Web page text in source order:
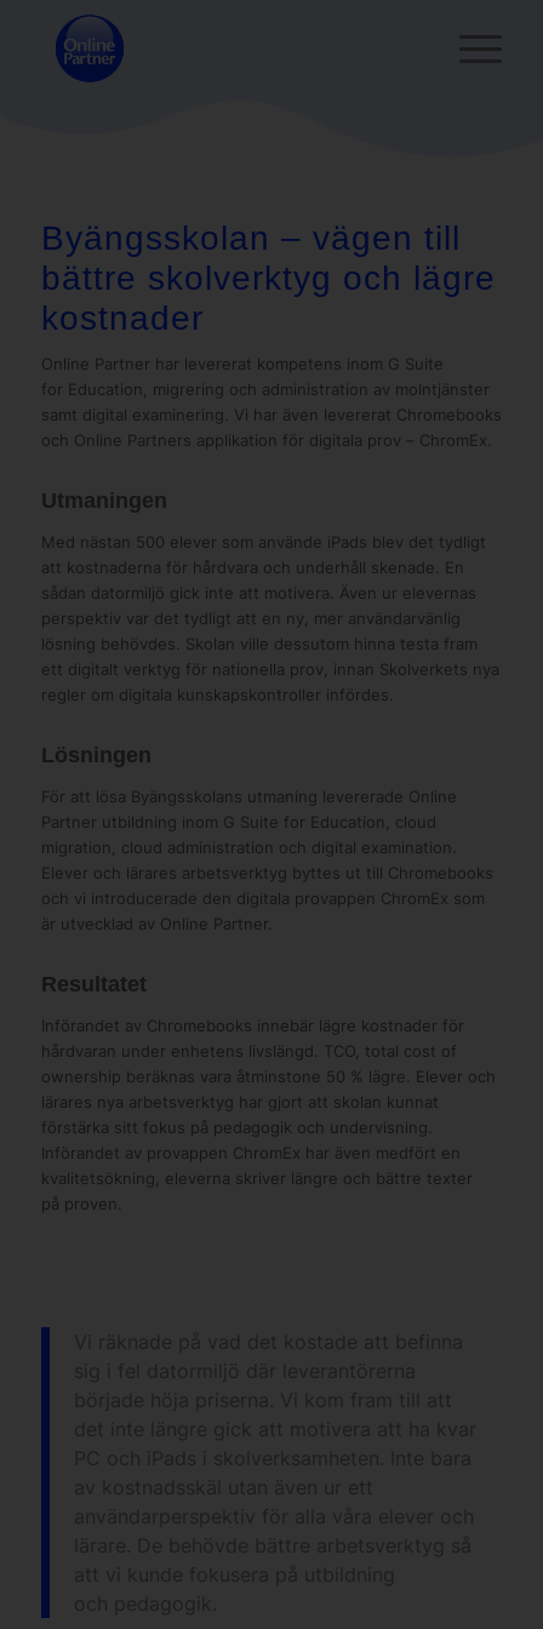
Byängsskolan – vägen till
bättre skolverktyg och lägre
kostnader
Online Partner har levererat kompetens inom G Suite
for Education, migrering och administration av molntjänster
samt digital examinering. Vi har även levererat Chromebooks
och Online Partners applikation för digitala prov – ChromEx.
Utmaningen
Med nästan 500 elever som använde iPads blev det tydligt
att kostnaderna för hårdvara och underhåll skenade. En
sådan datormiljö gick inte att motivera. Även ur elevernas
perspektiv var det tydligt att en ny, mer användarvänlig
lösning behövdes. Skolan ville dessutom hinna testa fram
ett digitalt verktyg för nationella prov, innan Skolverkets nya
regler om digitala kunskapskontroller infördes.
Lösningen
För att lösa Byängsskolans utmaning levererade Online
Partner utbildning inom G Suite for Education, cloud
migration, cloud administration och digital examination.
Elever och lärares arbetsverktyg byttes ut till Chromebooks
och vi introducerade den digitala provappen ChromEx som
är utvecklad av Online Partner.
Resultatet
Införandet av Chromebooks innebär lägre kostnader för
hårdvaran under enhetens livslängd. TCO, total cost of
ownership beräknas vara åtminstone 50 % lägre. Elever och
lärares nya arbetsverktyg har gjort att skolan kunnat
förstärka sitt fokus på pedagogik och undervisning.
Införandet av provappen ChromEx har även medfört en
kvalitetsökning, eleverna skriver längre och bättre texter
på proven.